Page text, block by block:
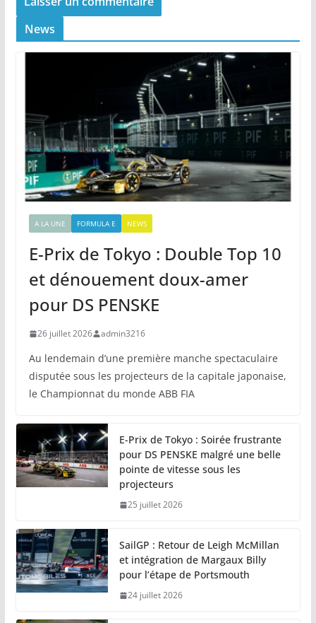
News
A LA UNE FORMULA E NEWS
E-Prix de Tokyo : Double Top 10
et dénouement doux-amer
pour DS PENSKE
26 juillet 2026 admin3216
Au lendemain d’une première manche spectaculaire
disputée sous les projecteurs de la capitale japonaise,
le Championnat du monde ABB FIA
E-Prix de Tokyo : Soirée frustrante
pour DS PENSKE malgré une belle
pointe de vitesse sous les
projecteurs
25 juillet 2026
SailGP : Retour de Leigh McMillan
et intégration de Margaux Billy
pour l’étape de Portsmouth
24 juillet 2026